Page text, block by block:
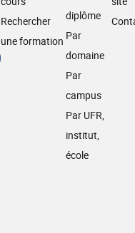
Rechercher
une formation
diplôme
Par
domaine
Par
campus
Par UFR,
institut,
école